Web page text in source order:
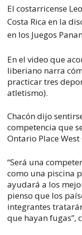
El costarricense
Costa Rica en la
en los Juegos
En el video que
liberiano narra
practicar tres
atletismo).
Chacón dijo
competencia que
Ontario Place West
“Será una
como una piscina
ayudará a los
pienso que los
integrantes
que hayan fugas”,